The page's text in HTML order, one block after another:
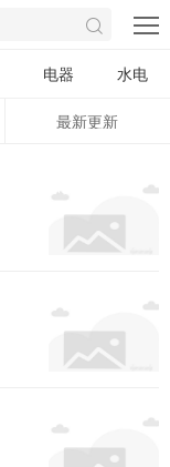
电器 水电
最新更新